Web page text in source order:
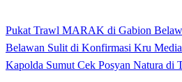
Navigasi
pos
Previous
Post
Pukat Trawl MARAK di Gabion
Belawan Sulit di Konfirmasi Kru Media
Next
Kapolda Sumut Cek Posyan Natura di